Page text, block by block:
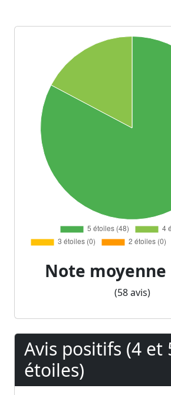
Note moyenne
(58 avis)
Avis positifs (4 et
étoiles)